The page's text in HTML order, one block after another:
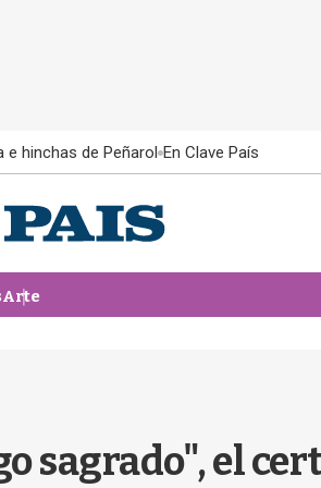
e hinchas de Peñarol En Clave País
Arte
sagrado", el